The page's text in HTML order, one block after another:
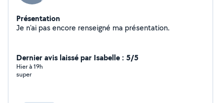
Présentation
Je n'ai pas encore renseigné ma présentation.
Dernier avis laissé par Isabelle : 5/5
Hier à 19h
super